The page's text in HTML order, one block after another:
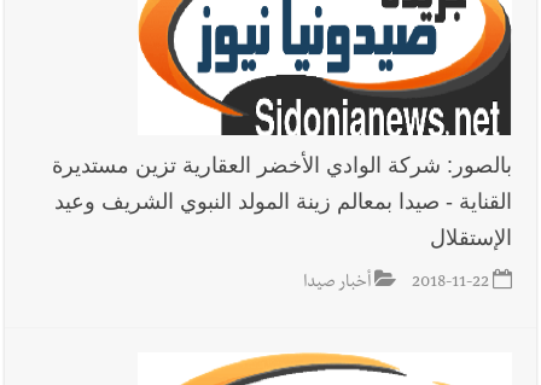
بالصور: شركة الوادي الأخضر العقارية تزين مستديرة
القناية - صيدا بمعالم زينة المولد النبوي الشريف وعيد
الإستقلال
2018-11-22 أخبار صيدا